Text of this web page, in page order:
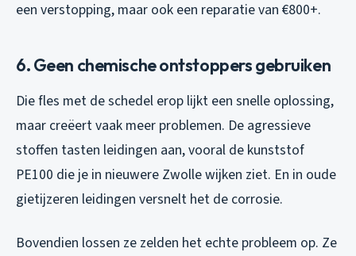
een verstopping, maar ook een reparatie van €800+.
6. Geen chemische ontstoppers gebruiken
Die fles met de schedel erop lijkt een snelle oplossing,
maar creëert vaak meer problemen. De agressieve
stoffen tasten leidingen aan, vooral de kunststof
PE100 die je in nieuwere Zwolle wijken ziet. En in oude
gietijzeren leidingen versnelt het de corrosie.
Bovendien lossen ze zelden het echte probleem op. Ze